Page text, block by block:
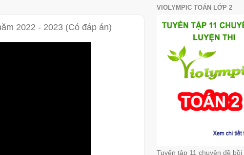
2022 - 2023 (Có đáp án)
VIOLYMPIC TOÁN LỚP 2
Tuyển tập 11 chuyên đề